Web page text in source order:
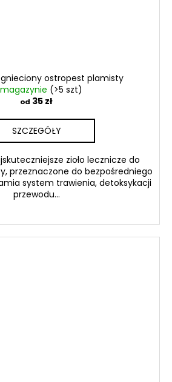
ostropest plamisty
(>5 szt)
od 35 zł
SZCZEGÓŁY
zioło lecznicze do
przeznaczone do bezpośredniego
system trawienia, detoksykacji
przewodu...